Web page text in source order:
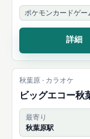
定のTCGデュエルプ
レーディングカード
ポケモンカードゲー
詳細
秋葉原 · カラオケ
ビッグエコー秋
最寄り
秋葉原駅